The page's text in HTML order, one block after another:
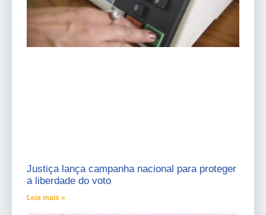
Justiça lança campanha nacional para proteger
a liberdade do voto
Leia mais »